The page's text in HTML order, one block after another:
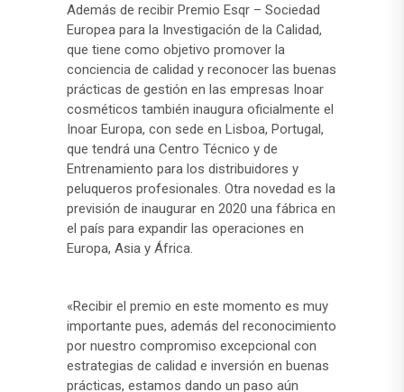
Además de recibir Premio Esqr – Sociedad
Europea para la Investigación de la Calidad,
que tiene como objetivo promover la
conciencia de calidad y reconocer las buenas
prácticas de gestión en las empresas Inoar
cosméticos también inaugura oficialmente el
Inoar Europa, con sede en Lisboa, Portugal,
que tendrá una Centro Técnico y de
Entrenamiento para los distribuidores y
peluqueros profesionales. Otra novedad es la
previsión de inaugurar en 2020 una fábrica en
el país para expandir las operaciones en
Europa, Asia y África.
«Recibir el premio en este momento es muy
importante pues, además del reconocimiento
por nuestro compromiso excepcional con
estrategias de calidad e inversión en buenas
prácticas, estamos dando un paso aún